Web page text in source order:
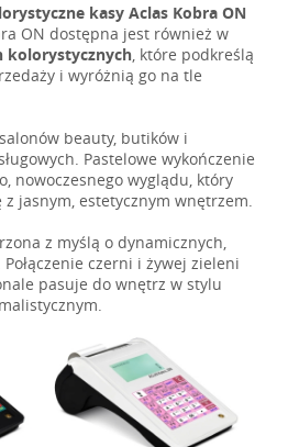
kasy Aclas Kobra ON
ON dostępna jest również w
kolorystycznych , które podkreślą
i wyróżnią go na tle
beauty, butików i
Pastelowe wykończenie
nowoczesnego wyglądu, który
jasnym, estetycznym wnętrzem.
z myślą o dynamicznych,
czerni i żywej zieleni
pasuje do wnętrz w stylu